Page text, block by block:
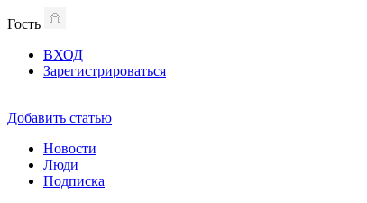
Гость
ВХОД
Зарегистрироваться
Добавить статью
Новости
Люди
Подписка